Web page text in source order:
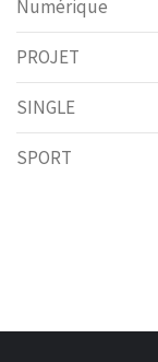
Numérique
PROJET
SINGLE
SPORT